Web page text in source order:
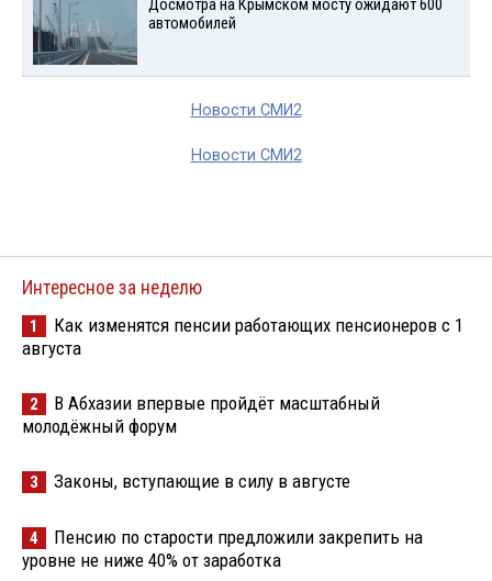
Досмотра на Крымском мосту ожидают 600
автомобилей
Новости СМИ2
Новости СМИ2
Интересное за неделю
1
Как изменятся пенсии работающих пенсионеров с 1
августа
2
В Абхазии впервые пройдёт масштабный
молодёжный форум
3 Законы, вступающие в силу в августе
4
Пенсию по старости предложили закрепить на
уровне не ниже 40% от заработка